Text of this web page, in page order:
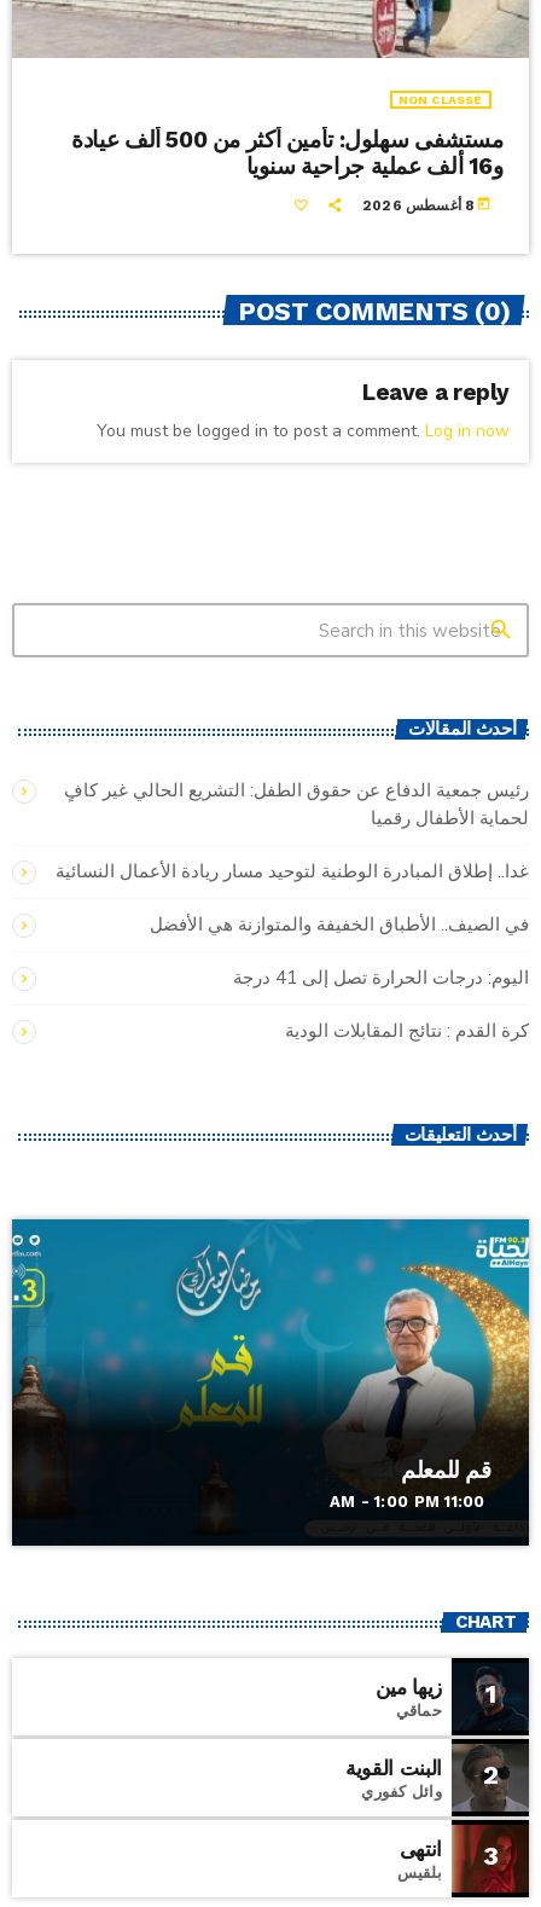
NON CLASSÉ
مستشفى سهلول: تأمين أكثر من 500 ألف عيادة
و16 ألف عملية جراحية سنويا
today 8 أغسطس 2026
POST COMMENTS (0)
Leave a reply
You must be logged in to post a comment. Log in now
search
أحدث المقالات
رئيس جمعية الدفاع عن حقوق الطفل: التشريع الحالي غير كافٍ
لحماية الأطفال رقميا
غدا.. إطلاق المبادرة الوطنية لتوحيد مسار ريادة الأعمال النسائية
في الصيف.. الأطباق الخفيفة والمتوازنة هي الأفضل
اليوم: درجات الحرارة تصل إلى 41 درجة
كرة القدم : نتائج المقابلات الودية
أحدث التعليقات
قم للمعلم
11:00 AM - 1:00 PM
CHART
1 زيها مين
حماقي
2 البنت القوية
وائل كفوري
3 انتهى
بلقيس